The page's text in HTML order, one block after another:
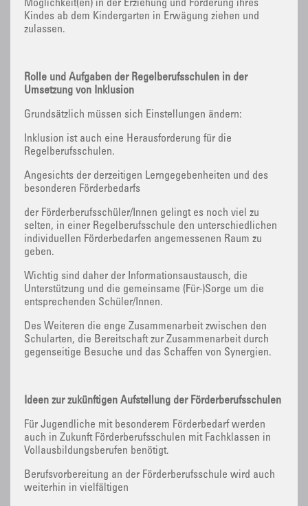
Möglichkeit(en) in der Erziehung und Förderung ihres
Kindes ab dem Kindergarten in Erwägung ziehen und
zulassen.
Rolle und Aufgaben der Regelberufsschulen in der
Umsetzung von Inklusion
Grundsätzlich müssen sich Einstellungen ändern:
Inklusion ist auch eine Herausforderung für die
Regelberufsschulen.
Angesichts der derzeitigen Lerngegebenheiten und des
besonderen Förderbedarfs
der Förderberufsschüler/Innen gelingt es noch viel zu
selten, in einer Regelberufsschule den unterschiedlichen
individuellen Förderbedarfen angemessenen Raum zu
geben.
Wichtig sind daher der Informationsaustausch, die
Unterstützung und die gemeinsame (Für-)Sorge um die
entsprechenden Schüler/Innen.
Des Weiteren die enge Zusammenarbeit zwischen den
Schularten, die Bereitschaft zur Zusammenarbeit durch
gegenseitige Besuche und das Schaffen von Synergien.
Ideen zur zukünftigen Aufstellung der Förderberufsschulen
Für Jugendliche mit besonderem Förderbedarf werden
auch in Zukunft Förderberufsschulen mit Fachklassen in
Vollausbildungsberufen benötigt.
Berufsvorbereitung an der Förderberufsschule wird auch
weiterhin in vielfältigen